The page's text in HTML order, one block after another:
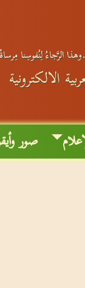
الرَّجاءُ لِنُفوسِنا
الالكترونية
صور